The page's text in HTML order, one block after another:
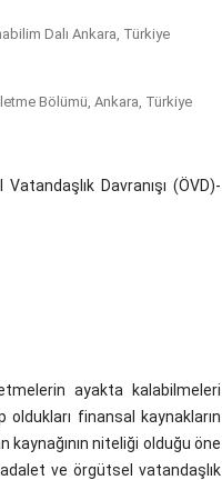
Dalı Ankara, Türkiye
Bölümü, Ankara, Türkiye
Davranışı (ÖVD)-
ayakta kalabilmeleri
finansal kaynakların
niteliği olduğu öne
ve örgütsel vatandaşlık